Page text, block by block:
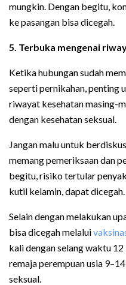
mungkin. Dengan begitu,
ke pasangan bisa dicegah.
5. Terbuka mengenai
Ketika hubungan sudah
seperti pernikahan, penting
riwayat kesehatan masing-
dengan kesehatan seksual.
Jangan malu untuk
memang pemeriksaan dan
begitu, risiko tertular
kutil kelamin, dapat dicegah.
Selain dengan melakukan
bisa dicegah melalui
kali dengan selang waktu
remaja perempuan usia
seksual.